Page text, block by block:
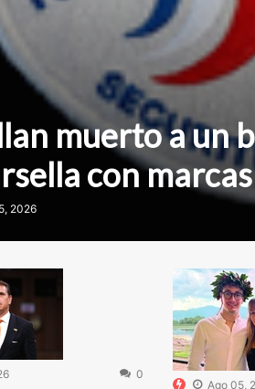
muerto a un
con
2026
0
Ago 05,